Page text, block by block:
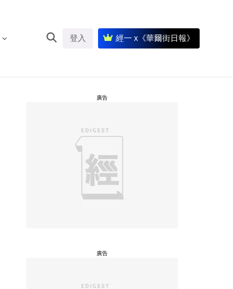
登入 經一 x《華爾街日報》
廣告
廣告